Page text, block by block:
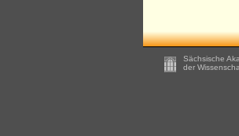
Footer
Sächsische
der